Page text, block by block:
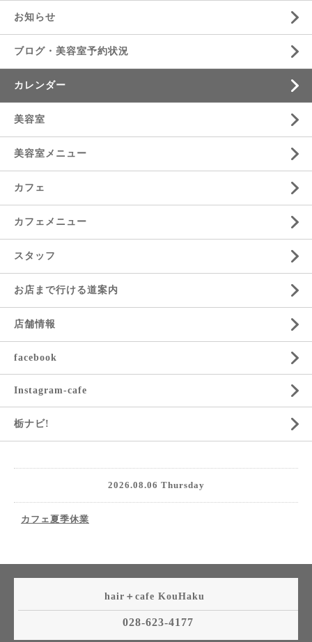
お知らせ
ブログ・美容室予約状況
カレンダー
美容室
美容室メニュー
カフェ
カフェメニュー
スタッフ
お店まで行ける道案内
店舗情報
facebook
Instagram-cafe
栃ナビ!
2026.08.06 Thursday
カフェ夏季休業
hair＋cafe KouHaku
028-623-4177